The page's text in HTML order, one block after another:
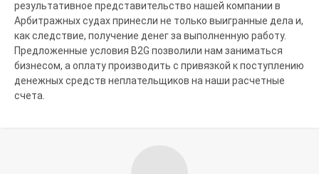
результативное представительство нашей компании в
Арбитражных судах принесли не только выигранные дела и,
как следствие, получение денег за выполненную работу.
Предложенные условия B2G позволили нам заниматься
бизнесом, а оплату производить с привязкой к поступлению
денежных средств неплательщиков на наши расчетные
счета.